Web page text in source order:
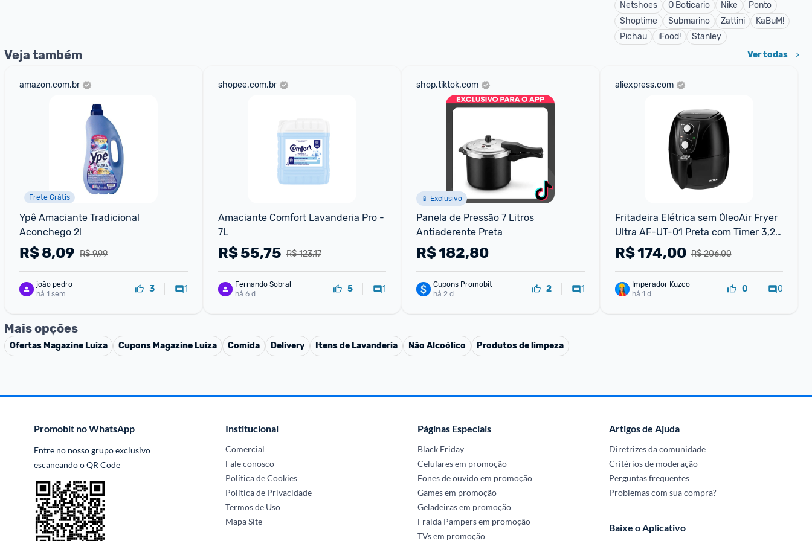
Netshoes
O Boticario Nike
Ponto
Shoptime
Submarino Zattini
KaBuM!
Pichau
iFood! Stanley
Veja também Ver todas
amazon.com.br
Frete Grátis
Ypê Amaciante Tradicional
Aconchego 2l
R$ 9,99
R$8,09
joão pedro
há 1 sem
3 1
shopee.com.br
Amaciante Comfort Lavanderia Pro -
7L
R$ 123,17
R$55,75
Fernando Sobral
há 6 d
5 1
shop.tiktok.com
📱 Exclusivo
Panela de Pressão 7 Litros
Antiaderente Preta
R$182,80
Cupons Promobit
há 2 d
2 1
aliexpress.com
Fritadeira Elétrica sem ÓleoAir Fryer
Ultra AF-UT-01 Preta com Timer 3,2L
- 220V
R$ 206,00
R$174,00
Imperador Kuzco
há 1 d
0 0
Mais opções
Ofertas Magazine Luiza Cupons Magazine Luiza Comida Delivery Itens de Lavanderia Não Alcoólico Produtos de limpeza
Promobit no WhatsApp
Entre no nosso grupo exclusivo
escaneando o QR Code
Institucional
Comercial
Fale conosco
Política de Cookies
Política de Privacidade
Termos de Uso
Mapa Site
Páginas Especiais
Black Friday
Celulares em promoção
Fones de ouvido em promoção
Games em promoção
Geladeiras em promoção
Fralda Pampers em promoção
TVs em promoção
Artigos de Ajuda
Diretrizes da comunidade
Critérios de moderação
Perguntas frequentes
Problemas com sua compra?
Baixe o Aplicativo